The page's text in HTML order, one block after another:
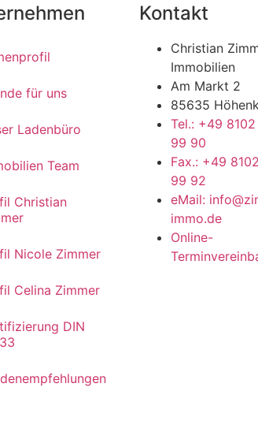
für uns
Ladenbüro
Team
Christian
Nicole Zimmer
Celina Zimmer
DIN
Kontakt
Christian
Immobilien
Am Markt 2
85635
Tel.: +49
99 90
Fax.: +49
99 92
eMail:
immo.de
Online-